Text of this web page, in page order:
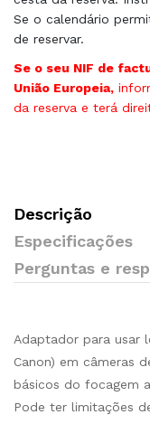
Se o calendário
de reservar.
Se o seu NIF de
União Europeia,
da reserva e terá
Descrição
Especificações
Perguntas e
Adaptador para usar
Canon) em câmeras
básicos do focagem
Pode ter limitações